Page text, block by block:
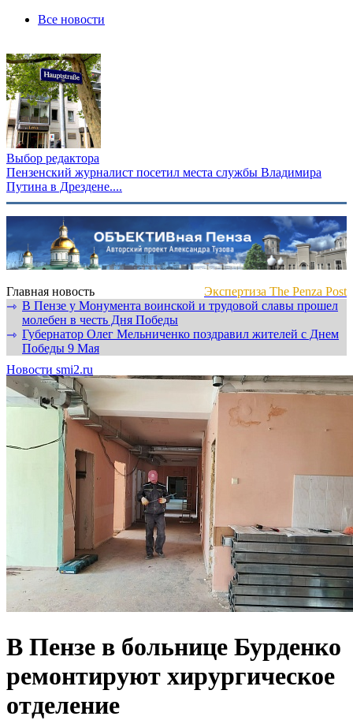
Все новости
Выбор редактора
Пензенский журналист посетил места службы Владимира
Путина в Дрездене....
Главная новость
Экспертиза The Penza Post
⇾ В Пензе у Монумента воинской и трудовой славы прошел
молебен в честь Дня Победы
⇾ Губернатор Олег Мельниченко поздравил жителей с Днем
Победы 9 Мая
Новости smi2.ru
В Пензе в больнице Бурденко
ремонтируют хирургическое
отделение